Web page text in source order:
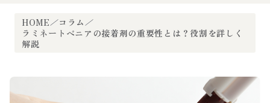
HOME
コラム
ラミネートベニアの接着剤の重要性とは？役割を詳しく
解説